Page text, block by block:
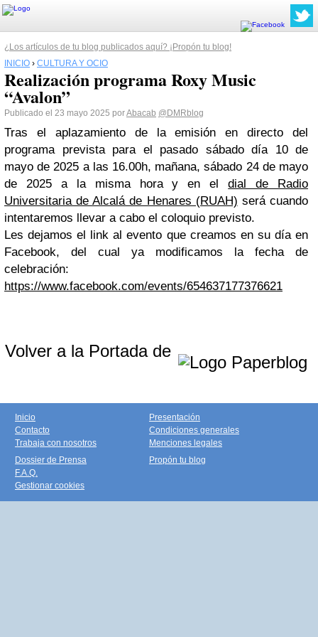
¿Los artículos de tu blog publicados aquí? ¡Propón tu blog!
INICIO › CULTURA Y OCIO
Realización programa Roxy Music
“Avalon”
Publicado el 23 mayo 2025 porAbacab @DMRblog
Tras el aplazamiento de la emisión en directo del
programa prevista para el pasado sábado día 10 de
mayo de 2025 a las 16.00h, mañana, sábado 24 de mayo
de 2025 a la misma hora y en eldial de Radio
Universitaria de Alcalá de Henares (RUAH) será cuando
intentaremos llevar a cabo el coloquio previsto.
Les dejamos el link al evento que creamos en su día en
Facebook, del cual ya modificamos la fecha de
celebración:
https://www.facebook.com/events/654637177376621
Volver a la Portada de
Inicio
Contacto
Trabaja con nosotros
Presentación
Condiciones generales
Menciones legales
Dossier de Prensa
F.A.Q.
Gestionar cookies
Propón tu blog